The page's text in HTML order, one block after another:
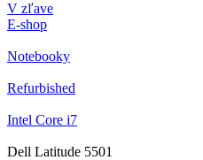
V zľave
E-shop
Notebooky
Refurbished
Intel Core i7
Dell Latitude 5501